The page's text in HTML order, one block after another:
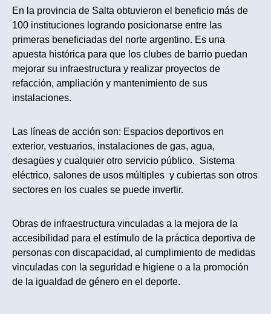
En la provincia de Salta obtuvieron el beneficio más de
100 instituciones logrando posicionarse entre las
primeras beneficiadas del norte argentino. Es una
apuesta histórica para que los clubes de barrio puedan
mejorar su infraestructura y realizar proyectos de
refacción, ampliación y mantenimiento de sus
instalaciones.
Las líneas de acción son: Espacios deportivos en
exterior, vestuarios, instalaciones de gas, agua,
desagües y cualquier otro servicio público. Sistema
eléctrico, salones de usos múltiples y cubiertas son otros
sectores en los cuales se puede invertir.
Obras de infraestructura vinculadas a la mejora de la
accesibilidad para el estímulo de la práctica deportiva de
personas con discapacidad, al cumplimiento de medidas
vinculadas con la seguridad e higiene o a la promoción
de la igualdad de género en el deporte.